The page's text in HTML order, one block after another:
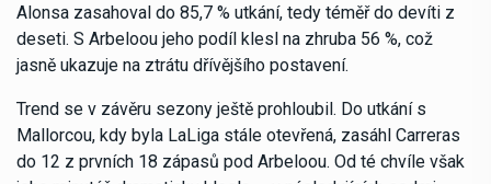
Alonsa zasahoval do 85,7 % utkání, tedy téměř do devíti z
deseti. S Arbeloou jeho podíl klesl na zhruba 56 %, což
jasně ukazuje na ztrátu dřívějšího postavení.
Trend se v závěru sezony ještě prohloubil. Do utkání s
Mallorcou, kdy byla LaLiga stále otevřená, zasáhl Carreras
do 12 z prvních 18 zápasů pod Arbeloou. Od té chvíle však